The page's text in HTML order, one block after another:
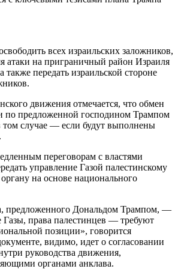
всех израильских заложников,
атаки на приграничный район Израиля
также передать израильской стороне
движения отмечается, что обмен
по предложенной господином Трампом
том случае — если будут выполнены
переговорам с властями
управление Газой палестинскому
на основе национального
предложенного Дональдом Трампом, —
Газы, права палестинцев — требуют
позиции», говорится
видимо, идет о согласовании
руководства движения,
органами анклава.